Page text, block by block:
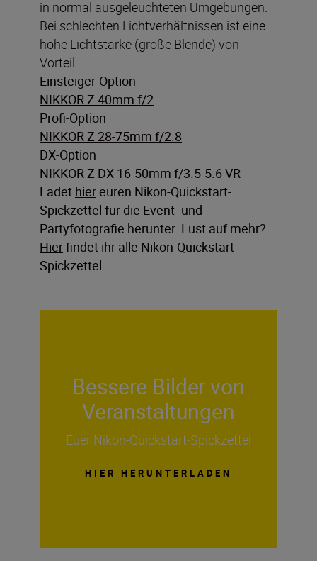
in normal ausgeleuchteten Umgebungen.
Bei schlechten Lichtverhältnissen ist eine
hohe Lichtstärke (große Blende) von
Vorteil.
Einsteiger-Option
NIKKOR Z 40mm f/2
Profi-Option
NIKKOR Z 28-75mm f/2.8
DX-Option
NIKKOR Z DX 16-50mm f/3.5-5.6 VR
Ladet hier euren Nikon-Quickstart-
Spickzettel für die Event- und
Partyfotografie herunter. Lust auf mehr?
Hierfindet ihr alle Nikon-Quickstart-
Spickzettel
Bessere Bilder von
Veranstaltungen
Euer Nikon-Quickstart-Spickzettel
HIER HERUNTERLADEN